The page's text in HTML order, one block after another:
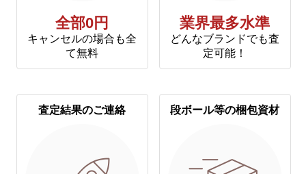
全部0円
キャンセルの場合も全
て無料
業界最多水準
どんなブランドでも査
定可能！
査定結果のご連絡 段ボール等の梱包資材